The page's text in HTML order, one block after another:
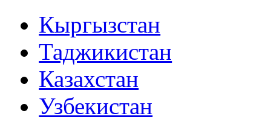
Кыргызстан
Таджикистан
Казахстан
Узбекистан